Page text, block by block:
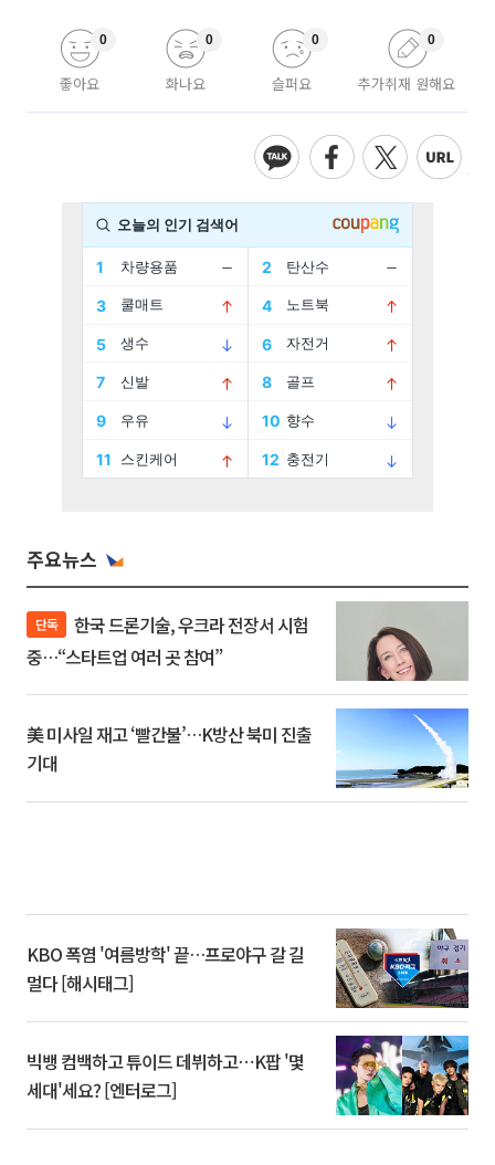
좋아요
0
화나요
0
슬퍼요
0
추가취재 원해요
0
주요뉴스
단독
중…“스타트업 여러 곳 참여”
美 미사일 재고 ‘빨간불’…K방산 북미 진출
기대
KBO 폭염 '여름방학' 끝…프로야구 갈 길
멀다 [해시태그]
빅뱅 컴백하고 튜이드 데뷔하고⋯K팝 '몇
세대'세요? [엔터로그]